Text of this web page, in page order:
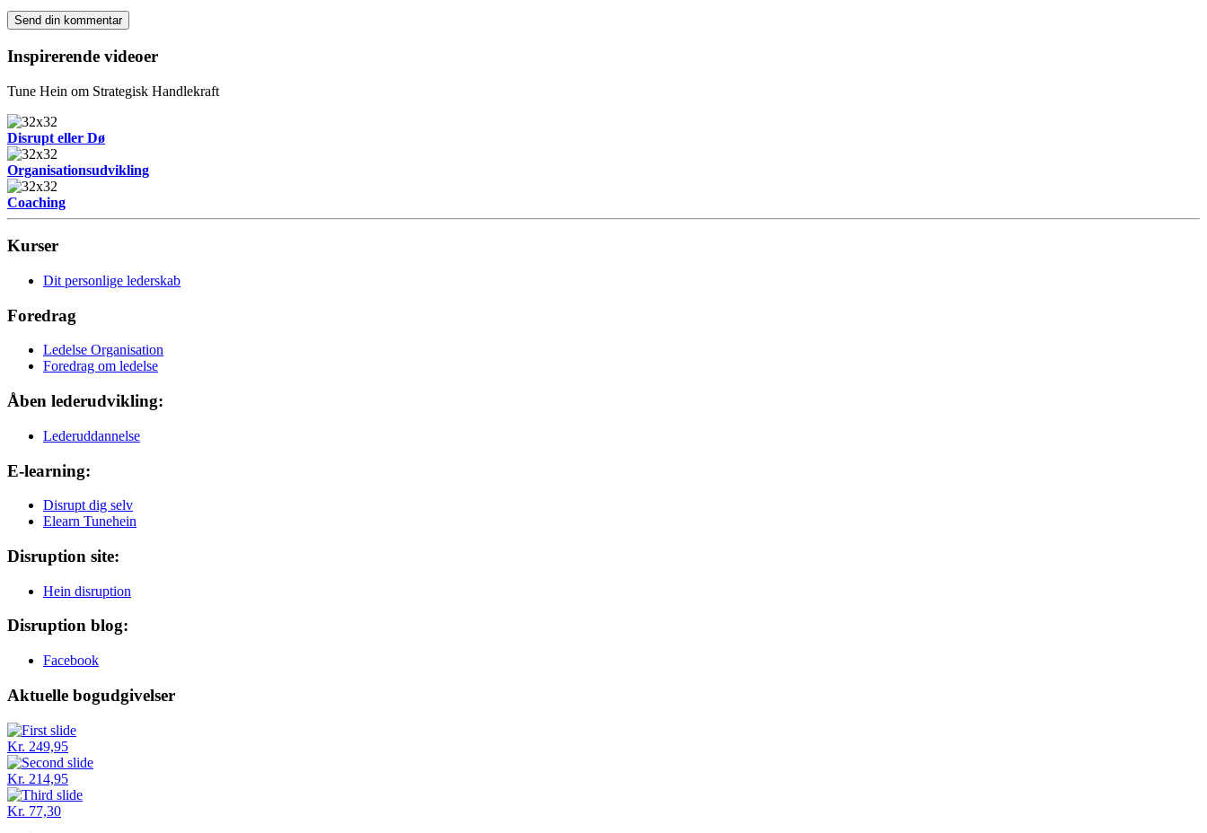
Inspirerende videoer
Tune Hein om Strategisk Handlekraft
Disrupt eller Dø
Organisationsudvikling
Coaching
Kurser
Dit personlige lederskab
Foredrag
Ledelse Organisation
Foredrag om ledelse
Åben lederudvikling:
Lederuddannelse
E-learning:
Disrupt dig selv
Elearn Tunehein
Disruption site:
Hein disruption
Disruption blog:
Facebook
Aktuelle bogudgivelser
Kr. 249,95
Kr. 214,95
Kr. 77,30